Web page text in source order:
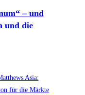
– und
und die